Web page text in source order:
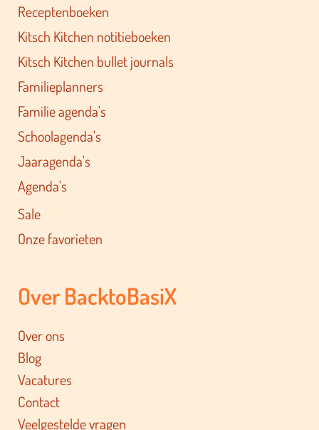
Receptenboeken
Kitsch Kitchen notitieboeken
Kitsch Kitchen bullet journals
Familieplanners
Familie agenda's
Schoolagenda's
Jaaragenda's
Agenda's
Sale
Onze favorieten
Over BacktoBasiX
Over ons
Blog
Vacatures
Contact
Veelgestelde vragen